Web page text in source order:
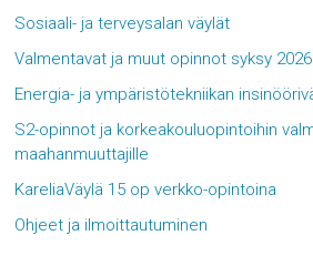
Sosiaali- ja terveysalan väylät
Valmentavat ja muut opinnot syksy 2026
Energia- ja ympäristötekniikan
S2-opinnot ja korkeakouluopintoihin
maahanmuuttajille
KareliaVäylä 15 op verkko-opintoina
Ohjeet ja ilmoittautuminen